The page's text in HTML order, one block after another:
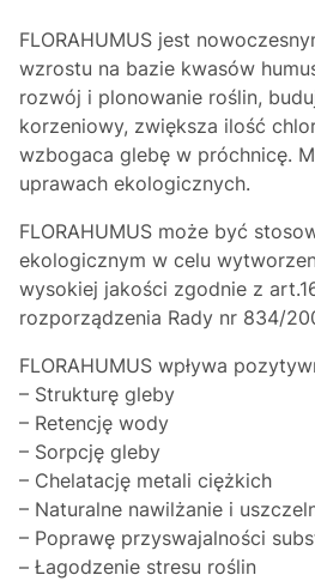
FLORAHUMUS jest
wzrostu na bazie kwasów
rozwój i plonowanie roślin,
korzeniowy, zwiększa ilość
wzbogaca glebę w próchnicę.
uprawach ekologicznych.
FLORAHUMUS może być
ekologicznym w celu
wysokiej jakości zgodnie z
rozporządzenia Rady nr 834/
FLORAHUMUS wpływa
– Strukturę gleby
– Retencję wody
– Sorpcję gleby
– Chelatację metali ciężkich
– Naturalne nawilżanie i
– Poprawę przyswajalności
– Łagodzenie stresu roślin